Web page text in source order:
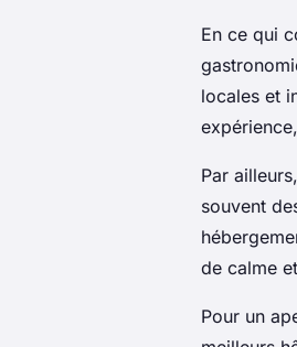
En ce qui
locales et
Par
souvent
de calme
Pour un